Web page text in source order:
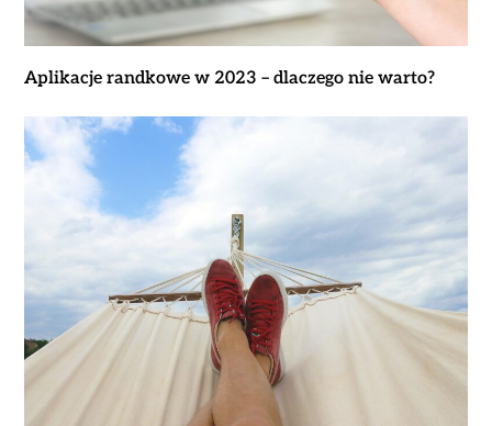
Aplikacje randkowe w 2023 – dlaczego nie warto?